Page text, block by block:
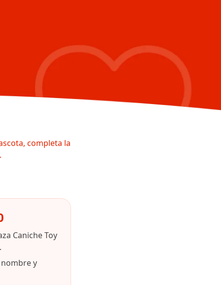
completa la
Caniche Toy
y